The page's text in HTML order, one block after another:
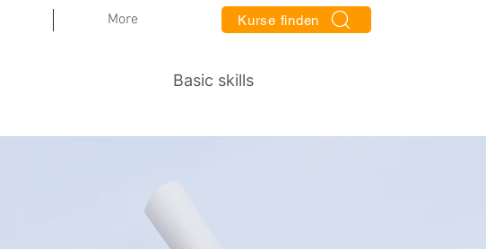
Basic skills
More Kurse finden